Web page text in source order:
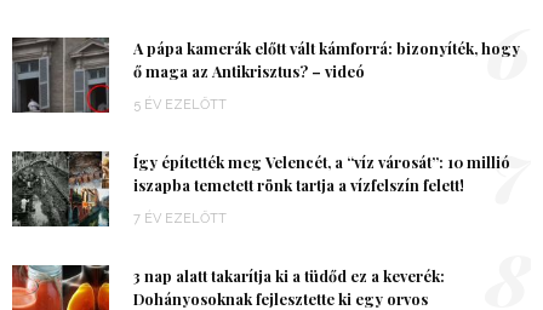
A pápa kamerák előtt vált kámforrá: bizonyíték, hogy
ő maga az Antikrisztus? – videó
5 ÉV EZELŐTT
6
Így építették meg Velencét, a “víz városát”: 10 millió
iszapba temetett rönk tartja a vízfelszín felett!
7 ÉV EZELŐTT
7
3 nap alatt takarítja ki a tüdőd ez a keverék:
Dohányosoknak fejlesztette ki egy orvos